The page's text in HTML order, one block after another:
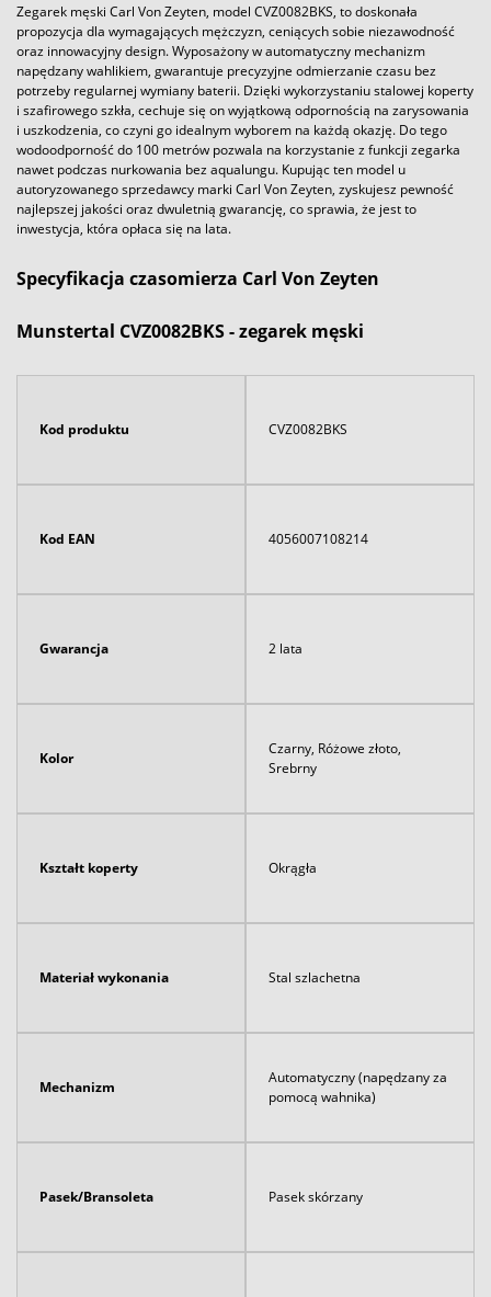
Zegarek męski Carl Von Zeyten, model CVZ0082BKS, to doskonała
propozycja dla wymagających mężczyzn, ceniących sobie niezawodność
oraz innowacyjny design. Wyposażony w automatyczny mechanizm
napędzany wahlikiem, gwarantuje precyzyjne odmierzanie czasu bez
potrzeby regularnej wymiany baterii. Dzięki wykorzystaniu stalowej koperty
i szafirowego szkła, cechuje się on wyjątkową odpornością na zarysowania
i uszkodzenia, co czyni go idealnym wyborem na każdą okazję. Do tego
wodoodporność do 100 metrów pozwala na korzystanie z funkcji zegarka
nawet podczas nurkowania bez aqualungu. Kupując ten model u
autoryzowanego sprzedawcy marki Carl Von Zeyten, zyskujesz pewność
najlepszej jakości oraz dwuletnią gwarancję, co sprawia, że jest to
inwestycja, która opłaca się na lata.
Specyfikacja czasomierza Carl Von Zeyten
Munstertal CVZ0082BKS - zegarek męski
Kod produktu CVZ0082BKS
Kod EAN 4056007108214
Gwarancja 2 lata
Kolor
Czarny, Różowe złoto,
Srebrny
Kształt koperty Okrągła
Materiał wykonania Stal szlachetna
Mechanizm
Automatyczny (napędzany za
pomocą wahnika)
Pasek/Bransoleta Pasek skórzany